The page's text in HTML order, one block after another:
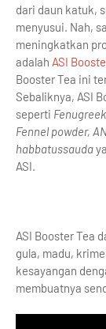
dari daun katuk,
menyusui. Nah,
meningkatkan
adalah ASI
Booster Tea ini
Sebaliknya, ASI
seperti
Fennel powder,
habbatussauda
ASI.
ASI Booster Tea
gula, madu,
kesayangan
membuatnya